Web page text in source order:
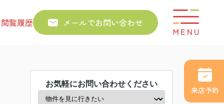
閲覧履歴 メールでお問い合わせ
来店予約
お気軽にお問い合わせください